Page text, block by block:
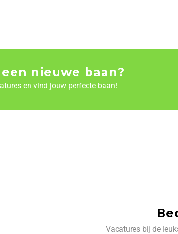
nieuwe baan?
en vind jouw perfecte baan!
Vacatures bij de